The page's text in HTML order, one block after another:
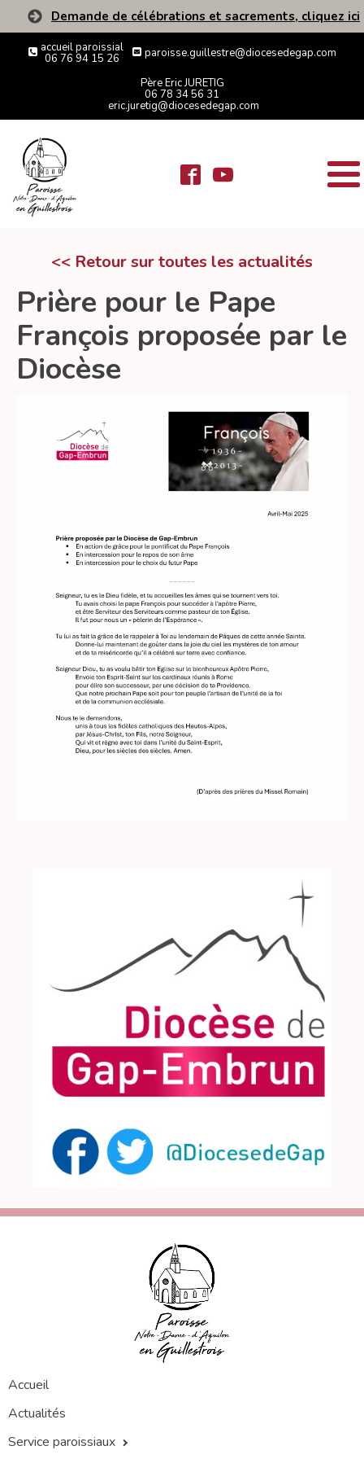
Demande de célébrations et sacrements, cliquez ici
accueil paroissial
06 76 94 15 26 paroisse.guillestre@diocesedegap.com
Père Eric JURETIG
06 78 34 56 31
eric.juretig@diocesedegap.com
<< Retour sur toutes les actualités
Prière pour le Pape
François proposée par le
Diocèse
Accueil
Actualités
Service paroissiaux